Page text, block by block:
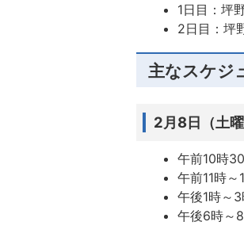
1日目：坪
2日目：坪
主なスケジ
2月8日（土曜
午前10時
午前11時
午後1時～
午後6時～